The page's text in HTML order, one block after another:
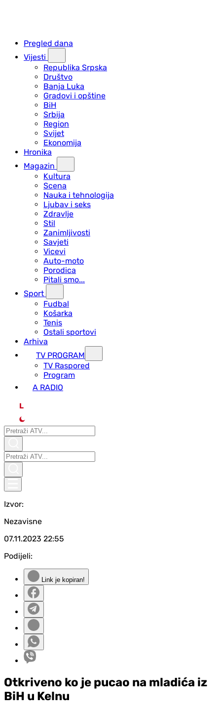
Pregled dana
Vijesti
Republika Srpska
Društvo
Banja Luka
Gradovi i opštine
BiH
Srbija
Region
Svijet
Ekonomija
Hronika
Magazin
Kultura
Scena
Nauka i tehnologija
Ljubav i seks
Zdravlje
Stil
Zanimljivosti
Savjeti
Vicevi
Auto-moto
Porodica
Pitali smo...
Sport
Fudbal
Košarka
Tenis
Ostali sportovi
Arhiva
TV PROGRAM
ТV Raspored
Program
A RADIO
L
Izvor:
Nezavisne
07.11.2023 22:55
Podijeli:
Link je kopiran!
Otkriveno ko je pucao na mladića iz
BiH u Kelnu